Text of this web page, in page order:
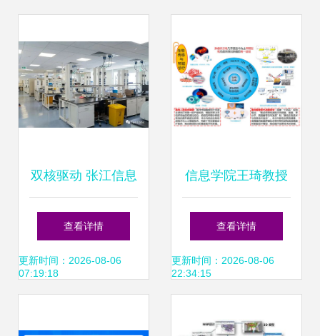
双核驱动 张江信息
科技新里程碑——
中心与孵化器正式
查看详情
更新时间：2026-08-06
07:19:18
信息学院王琦教授
获批国家科技重大
专项 助力信息科技
查看详情
更新时间：2026-08-06
22:34:15